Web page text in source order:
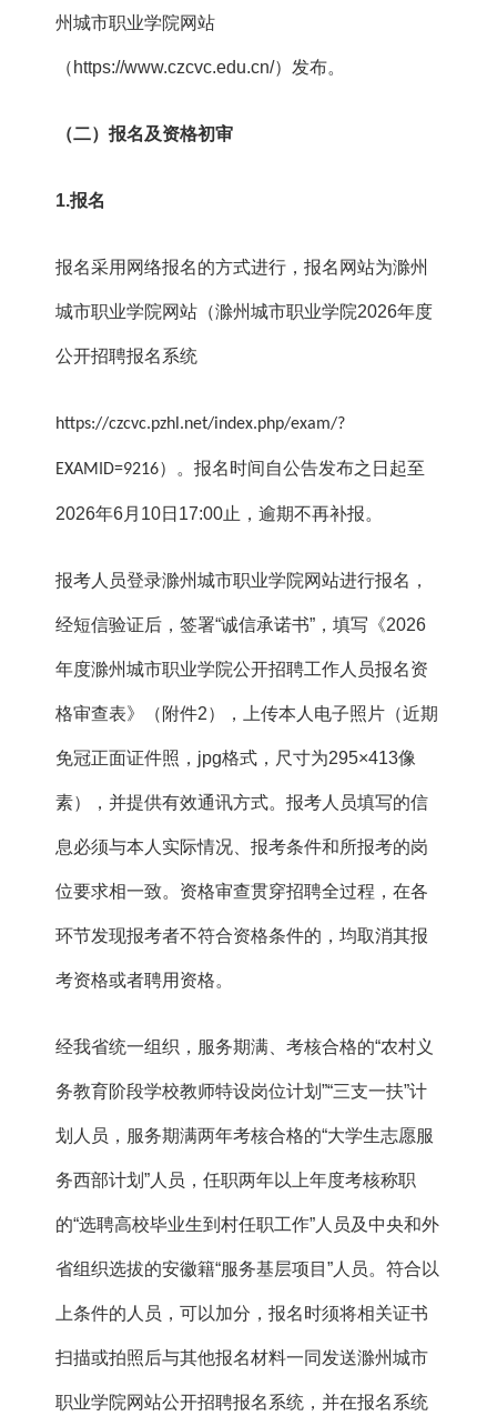
州城市职业学院网站
（https://www.czcvc.edu.cn/）发布。
（二）报名及资格初审
1.报名
报名采用网络报名的方式进行，报名网站为滁州
城市职业学院网站（滁州城市职业学院2026年度
公开招聘报名系统
https://czcvc.pzhl.net/index.php/exam/?
EXAMID=9216）。报名时间自公告发布之日起至
2026年6月10日17:00止，逾期不再补报。
报考人员登录滁州城市职业学院网站进行报名，
经短信验证后，签署“诚信承诺书”，填写《2026
年度滁州城市职业学院公开招聘工作人员报名资
格审查表》（附件2），上传本人电子照片（近期
免冠正面证件照，jpg格式，尺寸为295×413像
素），并提供有效通讯方式。报考人员填写的信
息必须与本人实际情况、报考条件和所报考的岗
位要求相一致。资格审查贯穿招聘全过程，在各
环节发现报考者不符合资格条件的，均取消其报
考资格或者聘用资格。
经我省统一组织，服务期满、考核合格的“农村义
务教育阶段学校教师特设岗位计划”“三支一扶”计
划人员，服务期满两年考核合格的“大学生志愿服
务西部计划”人员，任职两年以上年度考核称职
的“选聘高校毕业生到村任职工作”人员及中央和外
省组织选拔的安徽籍“服务基层项目”人员。符合以
上条件的人员，可以加分，报名时须将相关证书
扫描或拍照后与其他报名材料一同发送滁州城市
职业学院网站公开招聘报名系统，并在报名系统